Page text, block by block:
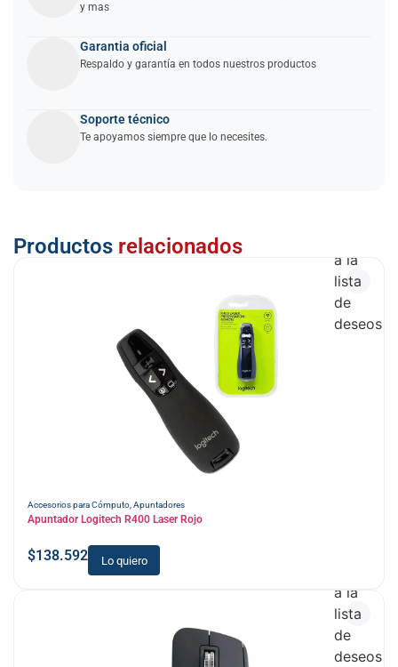
y mas
Garantia oficial
Respaldo y garantía en todos nuestros productos
Soporte técnico
Te apoyamos siempre que lo necesites.
Productos relacionados
Accesorios para Cómputo,Apuntadores
Apuntador Logitech R400 Laser Rojo
$138.592 Lo quiero
a la
lista
de
deseos
a la
lista
de
deseos